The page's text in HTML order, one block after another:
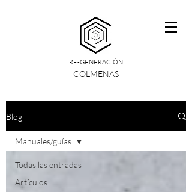
RE-GENERACIÓN
COLMENAS
Blog
Todas las entradas
Artículos
Manuales/guías